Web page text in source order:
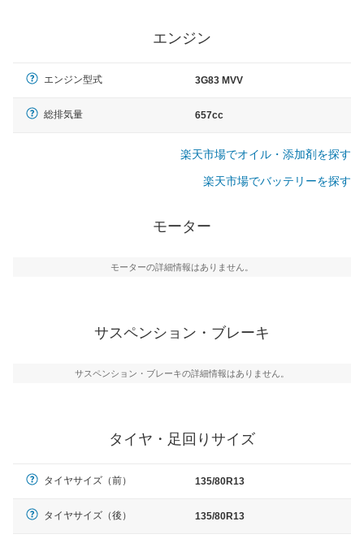
エンジン
エンジン型式 3G83 MVV
総排気量 657cc
楽天市場でオイル・添加剤を探す
楽天市場でバッテリーを探す
モーター
モーターの詳細情報はありません。
サスペンション・ブレーキ
サスペンション・ブレーキの詳細情報はありません。
タイヤ・足回りサイズ
タイヤサイズ（前） 135/80R13
タイヤサイズ（後） 135/80R13